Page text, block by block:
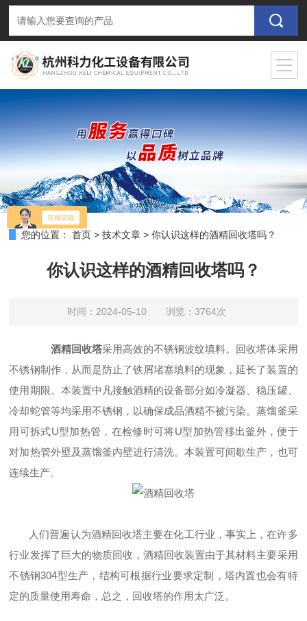
您的位置： 首页 >技术文章 >你认识这样的酒精回收塔吗？
你认识这样的酒精回收塔吗？
时间：2024-05-10 浏览：3764次
酒精回收塔采用高效的不锈钢波纹填料。回收塔体采用
不锈钢制作，从而是防止了铁屑堵塞填料的现象，延长了装置的
使用期限。本装置中凡接触酒精的设备部分如冷凝器、稳压罐、
冷却蛇管等均采用不锈钢，以确保成品酒精不被污染。蒸馏釜采
用可拆式U型加热管，在检修时可将U型加热管移出釜外，便于
对加热管外壁及蒸馏釜内壁进行清洗。本装置可间歇生产，也可
连续生产。
人们普遍认为酒精回收塔主要在化工行业，事实上，在许多
行业发挥了巨大的物质回收，酒精回收装置由于其材料主要采用
不锈钢304型生产，结构可根据行业要求定制，塔内置也会有特
定的质量使用寿命，总之，回收塔的作用太广泛。